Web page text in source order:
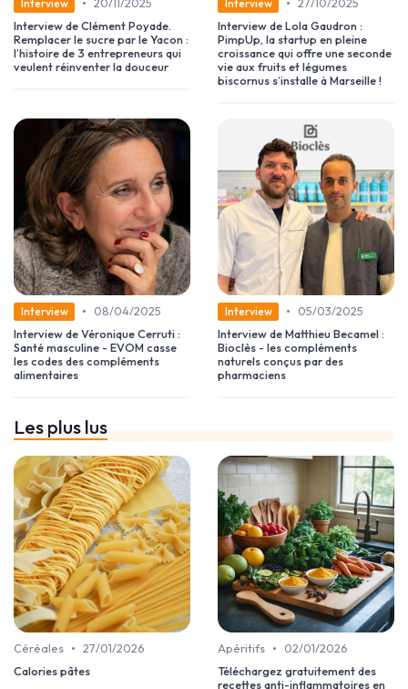
Interview
20/11/2025
Interview de Clément Poyade.
Remplacer le sucre par le Yacon :
l’histoire de 3 entrepreneurs qui
veulent réinventer la douceur
Interview
27/10/2025
Interview de Lola Gaudron :
PimpUp, la startup en pleine
croissance qui offre une seconde
vie aux fruits et légumes
biscornus s’installe à Marseille !
Interview •
08/04/2025
Interview de Véronique Cerruti :
Santé masculine - EVOM casse
les codes des compléments
alimentaires
Interview •
05/03/2025
Interview de Matthieu Becamel :
Bioclès - les compléments
naturels conçus par des
pharmaciens
Les plus lus
Céréales • 27/01/2026
Calories pâtes
Apéritifs •
02/01/2026
Téléchargez gratuitement des
recettes anti-inflammatoires en